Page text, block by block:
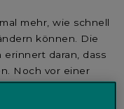
mehr, wie schnell
können. Die
daran, dass
Noch vor einer
Präsidenten,